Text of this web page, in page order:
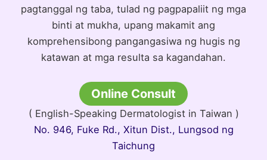
pagtanggal ng taba, tulad ng pagpapaliit ng mga
binti at mukha, upang makamit ang
komprehensibong pangangasiwa ng hugis ng
katawan at mga resulta sa kagandahan.
Online Consult
( English-Speaking Dermatologist in Taiwan )
No. 946, Fuke Rd., Xitun Dist., Lungsod ng
Taichung